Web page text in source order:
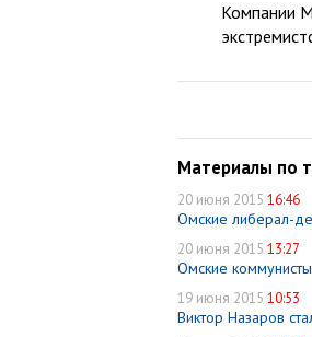
Компании
Материалы по
20 июня 2015 16:46
Омские либерал-
20 июня 2015 13:27
Омские
19 июня 2015 10:53
Виктор Назаров